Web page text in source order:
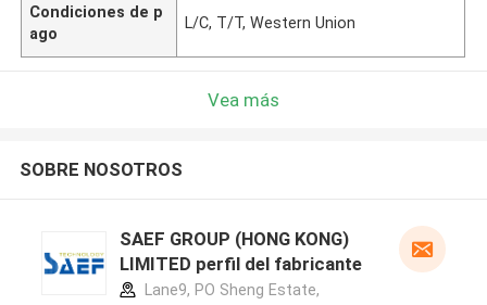
Condiciones de p
ago
L/C, T/T, Western Union
Vea más
SOBRE NOSOTROS
SAEF GROUP (HONG KONG)
LIMITED perfil del fabricante
Lane9, PO Sheng Estate,